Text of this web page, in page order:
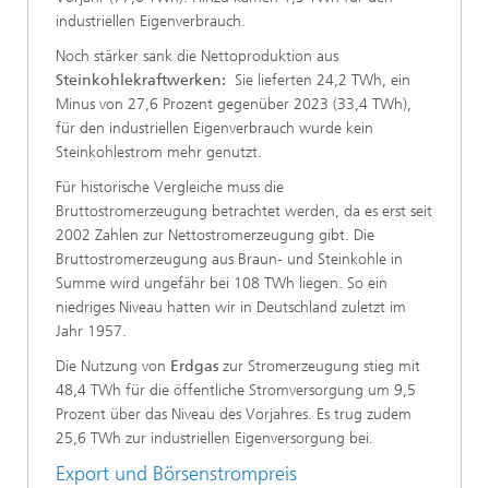
industriellen Eigenverbrauch.
Noch stärker sank die Nettoproduktion aus
Steinkohlekraftwerken: Sie lieferten 24,2 TWh, ein
Minus von 27,6 Prozent gegenüber 2023 (33,4 TWh),
für den industriellen Eigenverbrauch wurde kein
Steinkohlestrom mehr genutzt.
Für historische Vergleiche muss die
Bruttostromerzeugung betrachtet werden, da es erst seit
2002 Zahlen zur Nettostromerzeugung gibt. Die
Bruttostromerzeugung aus Braun- und Steinkohle in
Summe wird ungefähr bei 108 TWh liegen. So ein
niedriges Niveau hatten wir in Deutschland zuletzt im
Jahr 1957.
Die Nutzung von Erdgas zur Stromerzeugung stieg mit
48,4 TWh für die öffentliche Stromversorgung um 9,5
Prozent über das Niveau des Vorjahres. Es trug zudem
25,6 TWh zur industriellen Eigenversorgung bei.
Export und Börsenstrompreis